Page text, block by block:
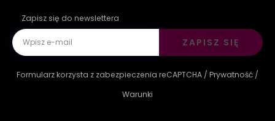
Zapisz się do newslettera
ZAPISZ SIĘ
Formularz korzysta z zabezpieczenia reCAPTCHA / Prywatność /
Warunki